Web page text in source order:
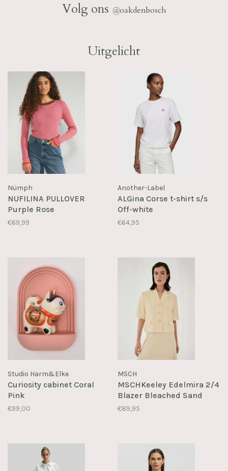
Volg ons @oakdenbosch
Uitgelicht
Nümph
NUFILINA PULLOVER
Purple Rose
€69,99
Another-Label
ALGina Corse t-shirt s/s
Off-white
€64,95
Studio Harm&Elke
Curiosity cabinet Coral
Pink
€99,00
MSCH
MSCHKeeley Edelmira 2/4
Blazer Bleached Sand
€89,95